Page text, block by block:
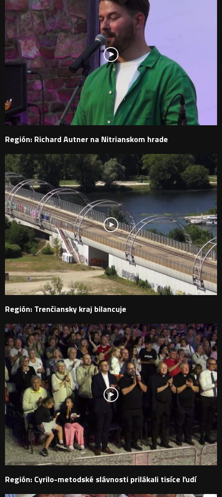
Región: Richard Autner na Nitrianskom hrade
Región: Trenčiansky kraj bilancuje
Región: Cyrilo-metodské slávnosti prilákali tisíce ľudí